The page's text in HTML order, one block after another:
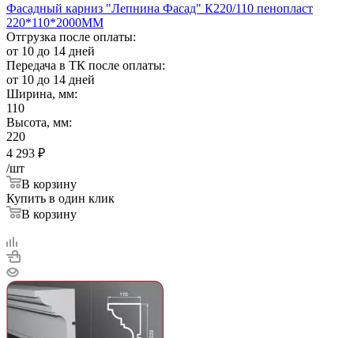
Фасадный карниз "Лепнина Фасад" К220/110 пенопласт
220*110*2000ММ
Отгрузка после оплаты:
от 10 до 14 дней
Передача в ТК после оплаты:
от 10 до 14 дней
Ширина, мм:
110
Высота, мм:
220
4 293 ₽
/шт
В корзину
Купить в один клик
В корзину